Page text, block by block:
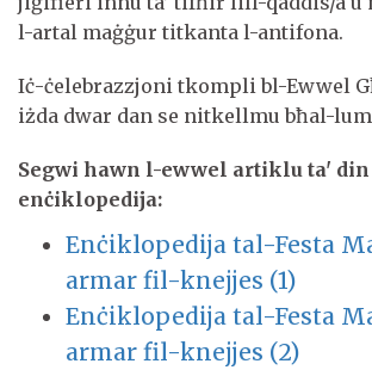
l-artal maġġur titkanta l-antifona.
Iċ-ċelebrazzjoni tkompli bl-Ewwel
iżda dwar dan se nitkellmu bħal-
Segwi hawn l-ewwel artiklu ta'
enċiklopedija:
Enċiklopedija tal-Festa
armar fil-knejjes (1)
Enċiklopedija tal-Festa
armar fil-knejjes (2)